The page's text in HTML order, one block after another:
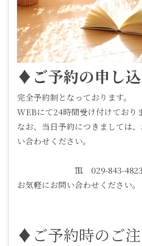
♦ご予約の申し
完全予約制となっております。
WEBにて24時間受け付けておりま
なお、当日予約につきましては
い合わせください。
℡ 029-843-4823
お気軽にお問い合わせください。
♦ご予約時のご